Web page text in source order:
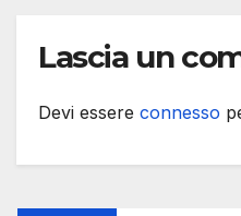
Lascia un
Devi essere connesso